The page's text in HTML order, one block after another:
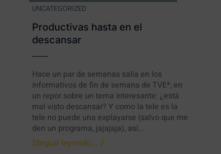
UNCATEGORIZED
Productivas hasta en el
descansar
Hace un par de semanas salía en los
informativos de fin de semana de TVE*, en
un repor sobre un tema interesante: ¿está
mal visto descansar? Y como la tele es la
tele no puede una explayarse (salvo que me
den un programa, jajajaja), así...
[Seguir leyendo... ]